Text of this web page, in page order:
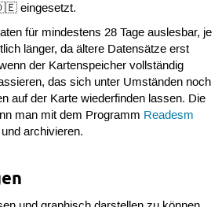
eingesetzt.
für mindestens 28 Tage auslesbar, je
länger, da ältere Datensätze erst
der Kartenspeicher vollständig
das sich unter Umständen noch
auf der Karte wiederfinden lassen. Die
man mit dem Programm Readesm
archivieren.